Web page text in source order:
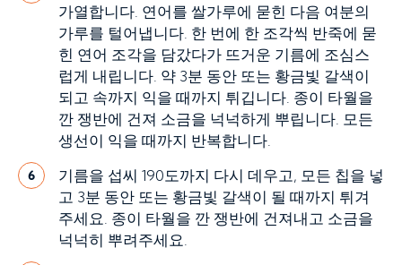
가열합니다. 연어를 쌀가루에 묻힌 다음 여분의
가루를 털어냅니다. 한 번에 한 조각씩 반죽에 묻
힌 연어 조각을 담갔다가 뜨거운 기름에 조심스
럽게 내립니다. 약 3분 동안 또는 황금빛 갈색이
되고 속까지 익을 때까지 튀깁니다. 종이 타월을
깐 쟁반에 건져 소금을 넉넉하게 뿌립니다. 모든
생선이 익을 때까지 반복합니다.
6
기름을 섭씨 190도까지 다시 데우고, 모든 칩을 넣
고 3분 동안 또는 황금빛 갈색이 될 때까지 튀겨
주세요. 종이 타월을 깐 쟁반에 건져내고 소금을
넉넉히 뿌려주세요.